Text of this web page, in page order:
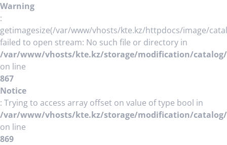
Warning
:
getimagesize(/var/www/vhosts/kte.kz/httpdocs/image/
failed to open stream: No such file or directory in
/var/www/vhosts/kte.kz/storage/modification/
on line
867
Notice
: Trying to access array offset on value of type bool in
/var/www/vhosts/kte.kz/storage/modification/
on line
869